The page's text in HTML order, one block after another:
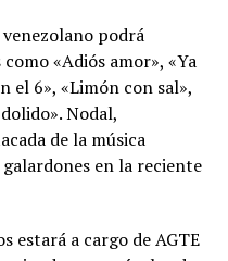
podrá
«Adiós amor», «Ya
el 6», «Limón con sal»,
Nodal,
de la música
en la reciente
estará a cargo de AGTE